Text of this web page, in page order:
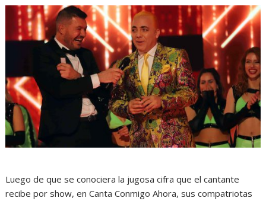
Luego de que se conociera la jugosa cifra que el cantante
recibe por show, en Canta Conmigo Ahora, sus compatriotas